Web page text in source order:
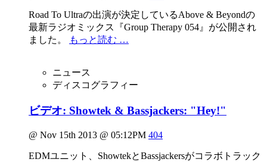
Road To Ultraの出演が決定しているAbove & Beyondの
最新ラジオミックス『Group Therapy 054』が公開され
ました。
もっと読む …
ニュース
ディスコグラフィー
ビデオ: Showtek & Bassjackers: "Hey!"
@ Nov 15th 2013 @ 05:12PM 404
EDMユニット、ShowtekとBassjackersがコラボトラック